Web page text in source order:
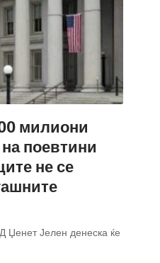
милиони
поевтини
не се
Џенет Јелен денеска ќе